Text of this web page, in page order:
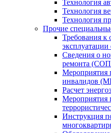
Технология
Технология
Технология
Прочие
Требования к
Сведения о
ремонта
Мероприятия
инвалидов
Расчет
Мероприятия
Инструкция